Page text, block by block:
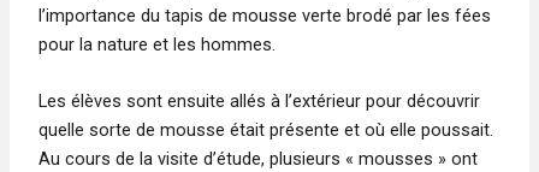
l’importance du tapis de mousse verte brodé par les fées
pour la nature et les hommes.
Les élèves sont ensuite allés à l’extérieur pour découvrir
quelle sorte de mousse était présente et où elle poussait.
Au cours de la visite d’étude, plusieurs « mousses » ont